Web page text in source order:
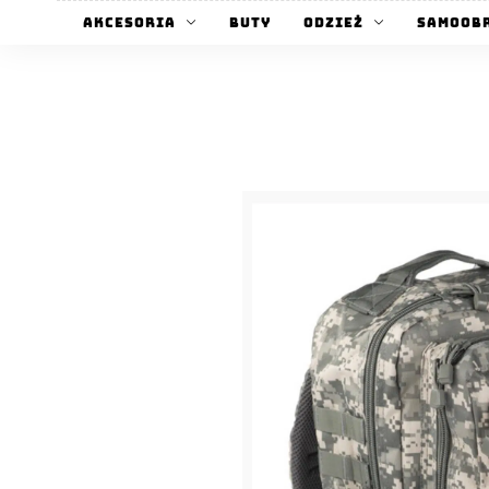
Akcesoria Buty Odzież